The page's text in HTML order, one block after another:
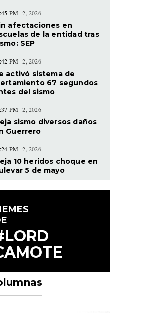
PM 2, 2026
afectaciones en
de la entidad tras
SEP
PM 2, 2026
activó sistema de
67 segundos
del sismo
PM 2, 2026
sismo diversos daños
Guerrero
PM 2, 2026
10 heridos choque en
5 de mayo